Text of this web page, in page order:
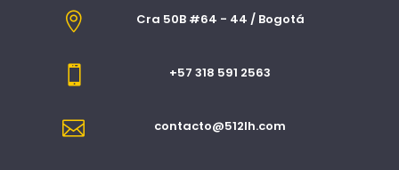
 Cra 50B #64 - 44 / Bogotá
 +57 318 591 2563
 contacto@512lh.com